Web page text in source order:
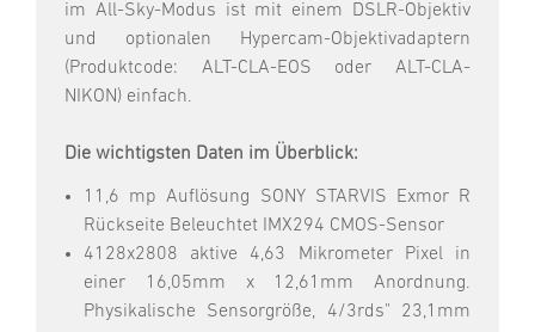
im All-Sky-Modus ist mit einem DSLR-Objektiv
und optionalen Hypercam-Objektivadaptern
(Produktcode: ALT-CLA-EOS oder ALT-CLA-
NIKON) einfach.
Die wichtigsten Daten im Überblick:
11,6 mp Auflösung SONY STARVIS Exmor R
Rückseite Beleuchtet IMX294 CMOS-Sensor
4128x2808 aktive 4,63 Mikrometer Pixel in
einer 16,05mm x 12,61mm Anordnung.
Physikalische Sensorgröße, 4/3rds" 23,1mm